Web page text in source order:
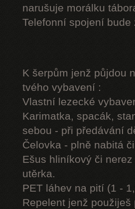
narušuje morálku
Telefonní spojení
K šerpům jenž půjdou
tvého vybavení :
Vlastní lezecké
Karimatka, spacák,
sebou - při předávání
Čelovka - plně nabitá
Ešus hliníkový či
utěrka.
PET láhev na pití (1 -
Repelent jenž